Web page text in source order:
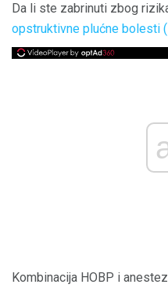
Da li ste zabrinuti zbog
opstruktivne plućne bolesti
Kombinacija HOBP i